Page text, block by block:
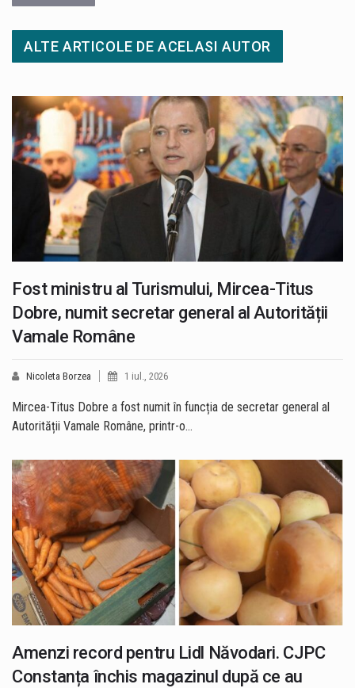
ALTE ARTICOLE DE ACELASI AUTOR
Fost ministru al Turismului, Mircea-Titus
Dobre, numit secretar general al Autorității
Vamale Române
Nicoleta Borzea 1 iul., 2026
Mircea-Titus Dobre a fost numit în funcția de secretar general al
Autorității Vamale Române, printr-o…
Amenzi record pentru Lidl Năvodari. CJPC
Constanța închis magazinul după ce au